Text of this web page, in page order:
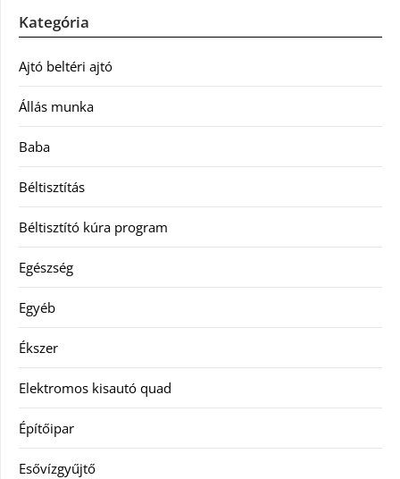
Kategória
Ajtó beltéri ajtó
Állás munka
Baba
Béltisztítás
Béltisztító kúra program
Egészség
Egyéb
Ékszer
Elektromos kisautó quad
Építőipar
Esővízgyűjtő